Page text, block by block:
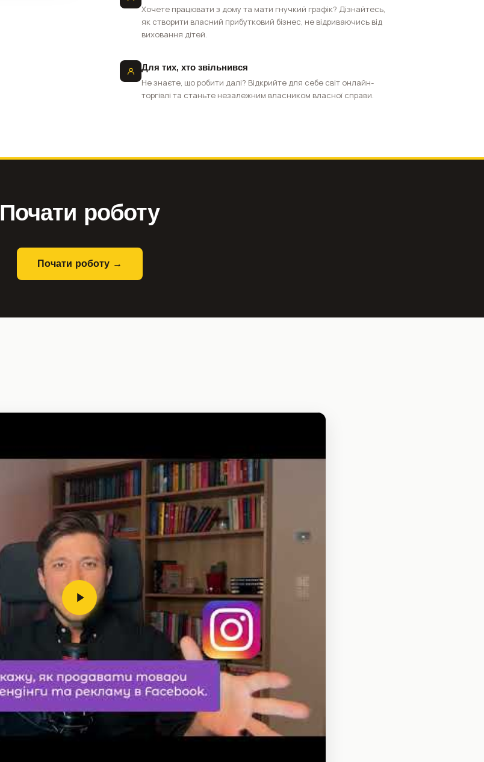
Хочете працювати з дому та мати гнучкий графік? Дізнайтесь,
як створити власний прибутковий бізнес, не відриваючись від
виховання дітей.
Для тих, хто звільнився
Не знаєте, що робити далі? Відкрийте для себе світ онлайн-
торгівлі та станьте незалежним власником власної справи.
Почати роботу
Почати роботу →